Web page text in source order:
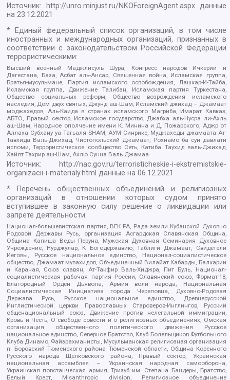
Источник: http://unro.minjust.ru/NKOForeignAgent.aspxданные
на23.12.2021
* Единый федеральный список организаций, в том числе
иностранных и международных организаций, признанных в
соответствии с законодательством Российской Федерации
террористическими:
Высший военный Маджлисуль Шура, Конгресс народов Ичкерии и
Дагестана, База, Асбат аль-Ансар, Священная война, Исламская группа,
Братья-мусульмане, Партия исламского освобождения, Лашкар-И-Тайба,
Исламская группа, Движение Талибан, Исламская партия Туркестана,
Общество социальных реформ, Общество возрождения исламского
наследия, Дом двух святых, Джунд аш-Шам, Исламский джихад – Джамаат
моджахедов, Аль-Каида в странах исламского Магриба, Имарат Кавказ,
АБТО, Правый сектор, Исламское государство, Джабха аль-Нусра ли-Ахль
аш-Шам, Народное ополчение имени К. Минина и Д. Пожарского, Аджр от
Аллаха Субхану уа Тагьаля SHAM, АУМ Синрике, Муджахеды джамаата Ат-
Тавхида Валь-Джихад, Чистопольский Джамаат, Рохнамо ба суи давлати
исломи, Террористическое сообщество Сеть, Катиба Таухид валь-Джихад,
Хайят Тахрир аш-Шам, Ахлю Сунна Валь Джамаа
Источник:
http://nac.gov.ru/terroristicheskie-i-ekstremistskie-
organizacii-i-materialy.html данные на06.12.2021
* Перечень общественных объединений и религиозных
организаций в отношении которых судом принято
вступившее в законную силу решение о ликвидации или
запрете деятельности:
Национал-большевистская партия, ВЕК РА, Рада земли Кубанской Духовно
Родовой Державы Русь, организация Асгардская Славянская Община,
Община Капища Веды Перуна, Мужская Духовная Семинария Духовное
Учреждение, Нурджулар, К Богодержавию, Таблиги Джамаат, Свидетели
Иеговы, Русское национальное единство, Национал-социалистическое
общество, Джамаат мувахидов, Объединенный Вилайат Кабарды, Балкарии
и Карачая, Союз славян, Ат-Такфир Валь-Хиджра, Пит Буль, Национал-
социалистическая рабочая партия России, Славянский союз, Формат-18,
Благородный Орден Дьявола, Армия воли народа, Национальная
Социалистическая Инициатива города Череповца, Духовно-Родовая
Держава Русь, Русское национальное единство, Древнерусской
Инглистической церкви Православных Староверов-Инглингов, Русский
общенациональный союз, Движение против нелегальной иммиграции,
Кровь и Честь, О свободе совести и о религиозных объединениях, Омская
организация общественного политического движения Русское
национальное единство, Северное Братство, Клуб Болельщиков Футбольного
Клуба Динамо, Файзрахманисты, Мусульманская религиозная организация
п. Боровский Тюменского района Тюменской области, Община Коренного
Русского народа Щелковского района, Правый сектор, Украинская
национальная ассамблея – Украинская народная самооборона,
Украинская повстанческая армия, Тризуб им. Степана Бандеры, Братство,
Белый Крест, Misanthropic division, Религиозное объединение